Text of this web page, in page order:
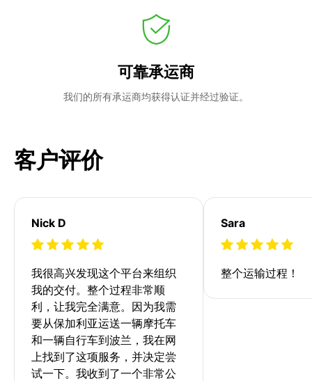
可靠承运商
我们的所有承运商均获得认证并经过验证。
客户评价
Nick D
我很高兴发现这个平台来组织
我的交付。整个过程非常顺
利，让我完全满意。因为我需
要从保加利亚运送一辆摩托车
和一辆自行车到波兰，我在网
上找到了这项服务，并决定尝
试一下。我收到了一个非常公
Sara
整个运输过程！